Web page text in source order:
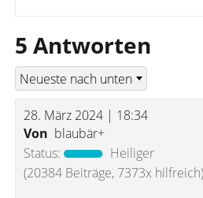
5 Antworten
28. März 2024 | 18:34
Von blaubär+
Status:
Heiliger
(20384 Beiträge, 7373x hilfreich)